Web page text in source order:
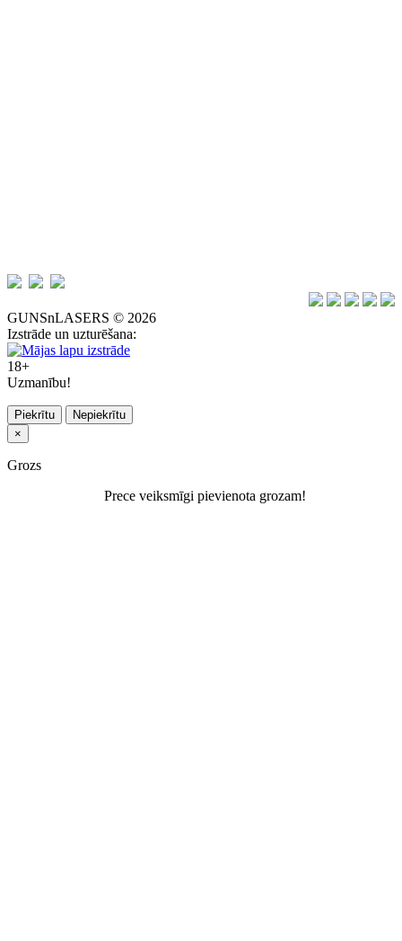
GUNSnLASERS © 2026
Izstrāde un uzturēšana:
18+
Uzmanību!
Piekrītu
Nepiekrītu
×
Grozs
Prece veiksmīgi pievienota grozam!